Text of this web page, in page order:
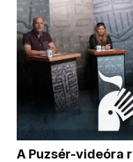
A Puzsér-videóra